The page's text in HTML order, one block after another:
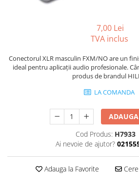
Woofere
Tweeters
Microfoane cu fir
7,00 Lei
TVA inclus
Conectorul XLR masculin FXM/NO are un
ideal pentru aplicații audio profesionale.
produs de brandul
LA COMANDA
Cod Produs: H7933
Ai nevoie de ajutor?
Adauga la Favorite Cere